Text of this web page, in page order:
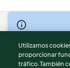
© Copyright 2026
Términos de uso
Política de
Utilizamos
proporcionar
tráfico. También